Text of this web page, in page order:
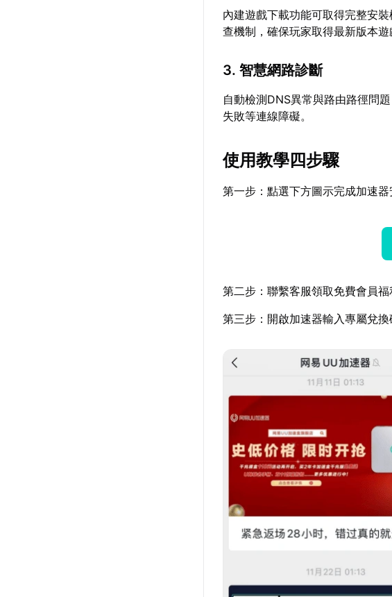
內建遊戲下載功能可取得完整安
查機制，確保玩家取得最新版本遊
3. 智慧網路診斷
自動檢測DNS異常與路由路徑問
失敗等連線障礙。
使用教學四步驟
第一步：點選下方圖示完成加速器
第二步：聯繫客服領取免費會員福
第三步：開啟加速器輸入專屬兌